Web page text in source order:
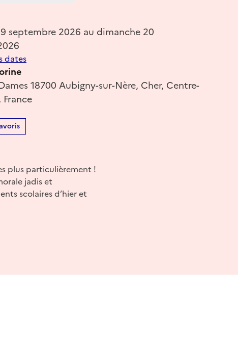
septembre 2026 au dimanche 20
dates
18700 Aubigny-sur-Nère, Cher, Centre-
plus particulièrement !
jadis et
scolaires d’hier et